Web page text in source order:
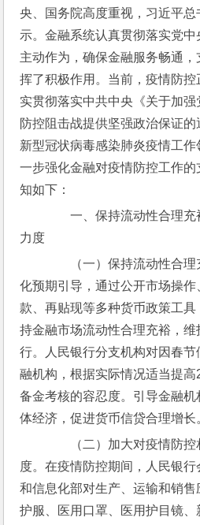
央、国务院高度重视，习近平
示。金融系统认真贯彻落实党中
主动作为，确保金融服务畅通
挥了积极作用。当前，疫情防
实贯彻落实中共中央《关于加
防控阻击战提供坚强政治保证
新型冠状病毒感染肺炎疫情工
一步强化金融对疫情防控工作
知如下：
一、保持流动性合理充
力度
（一）保持流动性合理
化预期引导，通过公开市场操
款、再贴现等多种货币政策工
持金融市场流动性合理充裕，
行。人民银行分支机构对因春
融机构，根据实际情况适当提
备金考核的容忍度。引导金融
体经济，促进货币信贷合理增长
（二）加大对疫情防控
度。在疫情防控期间，人民银
和信息化部对生产、运输和销
护服、医用口罩、医用护目镜、